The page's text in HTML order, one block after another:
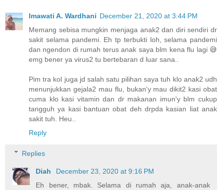
Imawati A. Wardhani December 21, 2020 at 3:44 PM
Memang sebisa mungkin menjaga anak2 dan diri sendiri dr
sakit selama pandemi. Eh tp terbukti loh, selama pandemi
dan ngendon di rumah terus anak saya blm kena flu lagi 😅
emg bener ya virus2 tu bertebaran d luar sana..
Pim tra kol juga jd salah satu pilihan saya tuh klo anak2 udh
menunjukkan gejala2 mau flu, bukan'y mau dikit2 kasi obat
cuma klo kasi vitamin dan dr makanan imun'y blm cukup
tangguh ya kasi bantuan obat deh drpda kasian liat anak
sakit tuh. Heu..
Reply
Replies
Diah
December 23, 2020 at 9:16 PM
Eh bener, mbak. Selama di rumah aja, anak-anak